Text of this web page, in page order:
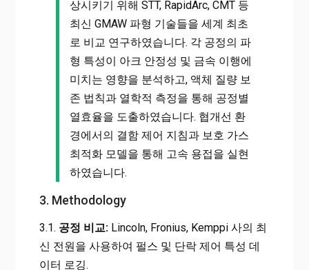
상시키기 위해 STT, RapidArc, CMT 등
최신 GMAW 파형 기술들을 세계 최초
로 비교 연구하였습니다. 각 공정의 파
형 특성이 아크 안정성 및 금속 이행에
미치는 영향을 분석하고, 액체 질량 보
존 법칙과 열학적 측정을 통해 공정별
열효율을 도출하였습니다. 협개선 환
경에서의 결함 제어 지침과 보호 가스
최적화 모델을 통해 고속 용접을 실현
하였습니다.
3. Methodology
3.1. 공정 비교:Lincoln, Fronius, Kemppi 사의 최
신 전원을 사용하여 펄스 및 단락 제어 특성 데
이터 로깅.